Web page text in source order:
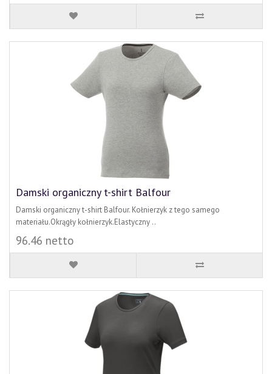
Damski organiczny t-shirt Balfour
Damski organiczny t-shirt Balfour. Kołnierzyk z tego samego
materiału.Okrągły kołnierzyk.Elastyczny ..
96.46 netto